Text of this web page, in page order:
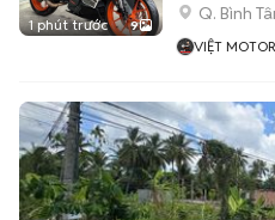
1 phút trước 9
Q. Bình
VIỆT MOTOR